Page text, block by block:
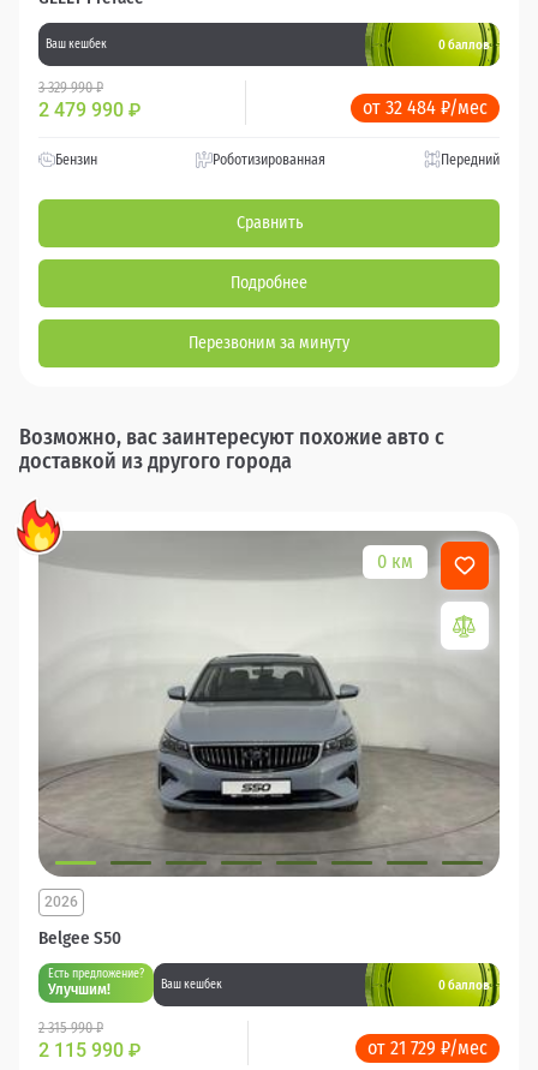
Ваш кешбек 0 баллов
3 329 990 ₽
2 479 990 ₽ от 32 484 ₽/мес
Бензин Роботизированная Передний
Сравнить
Подробнее
Перезвоним за минуту
Возможно, вас заинтересуют похожие авто с
доставкой из другого города
0 км
Belgee S50
2026
Есть предложение?
Улучшим! Ваш кешбек 0 баллов
2 315 990 ₽
2 115 990 ₽ от 21 729 ₽/мес